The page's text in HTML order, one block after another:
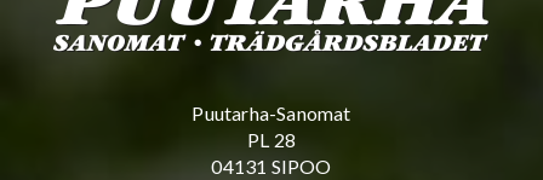
Puutarha-Sanomat
PL 28
04131 SIPOO